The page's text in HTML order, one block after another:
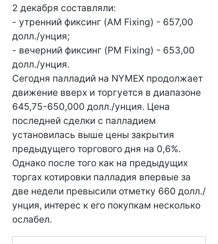
2 декабря составляли:
- утренний фиксинг (AM Fixing) - 657,00
долл./унция;
- вечерний фиксинг (PM Fixing) - 653,00
долл./унция.
Сегодня палладий на NYMEX продолжает
движение вверх и торгуется в диапазоне
645,75-650,000 долл./унция. Цена
последней сделки с палладием
установилась выше цены закрытия
предыдущего торгового дня на 0,6%.
Однако после того как на предыдущих
торгах котировки палладия впервые за
две недели превысили отметку 660 долл./
унция, интерес к его покупкам несколько
ослабел.